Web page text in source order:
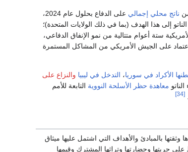
ناتج محلي إجمالي
على الدفاع بحلول عام 2024،
فقط 3 من أصل 30 عضواً في الناتو إلى هذا الهدف (بما في ذلك الولايات المتحدة)؛
هذا إلى 11. إذا أخذنا في الاعتبار معاً، في عام 2020، كان لدى الدول الأعضاء الـ 29 غير الأمريكية ستة أعوام متتالية من نمو الإنفاق الدفاعي،
على الجيش الأمريكي من المشاكل المستمرة
الأكراد في سوريا، التدخل في ليبيا والنزاع على
معاهدة حظر الأسلحة النووية التابعة للأمم
[34]
بالمبادئ والأهداف التي اشتمل عليها ميثاق
حريتها وحضارتها وتراثها المشترك وقيمها